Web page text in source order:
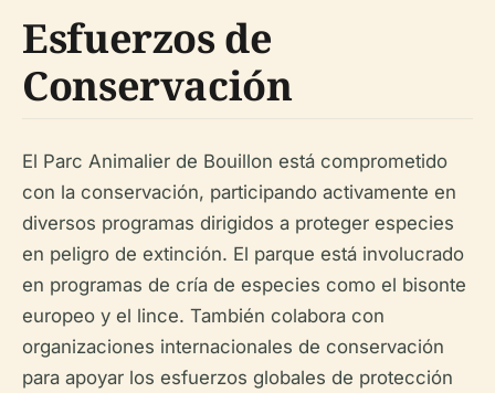
Esfuerzos de
Conservación
El Parc Animalier de Bouillon está comprometido
con la conservación, participando activamente en
diversos programas dirigidos a proteger especies
en peligro de extinción. El parque está involucrado
en programas de cría de especies como el bisonte
europeo y el lince. También colabora con
organizaciones internacionales de conservación
para apoyar los esfuerzos globales de protección